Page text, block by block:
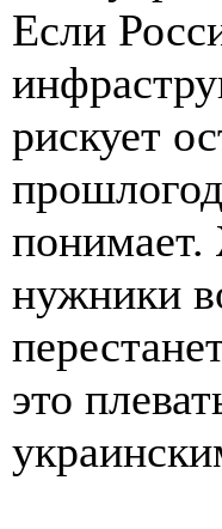
Если
рискует
понимает.
нужники
это